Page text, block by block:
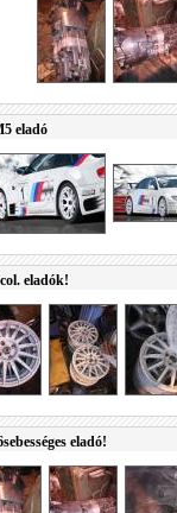
eladó
eladók!
eladó!